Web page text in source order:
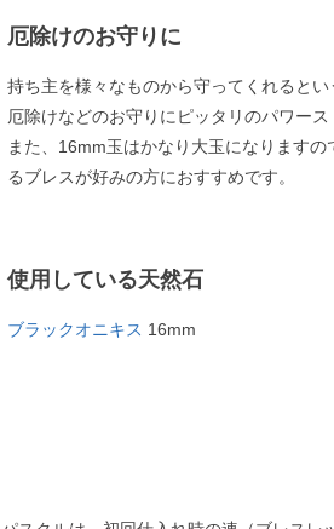
厄除けのお守りに
持ち主を様々なものから守ってくれるとい
厄除けなどのお守りにピッタリのパワース
また、16mm玉はかなり大玉になります
るブレスが好みの方におすすめです。
使用している天然石
ブラックオニキス 16mm